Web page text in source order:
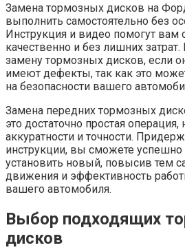
Замена тормозных дисков на
выполнить самостоятельно без
Инструкция и видео помогут вам
качественно и без лишних
замену тормозных дисков, если
имеют дефекты, так как это
на безопасности вашего
Замена передних тормозных
это достаточно простая
аккуратности и точности.
инструкции, вы сможете успешно
установить новый, повысив тем
движения и эффективность
вашего автомобиля.
Выбор подходящих
дисков